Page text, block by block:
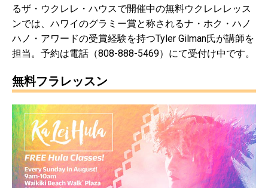
るザ・ウクレレ・ハウスで開催中の無料ウクレレレッス
ンでは、ハワイのグラミー賞と称されるナ・ホク・ハノ
ハノ・アワードの受賞経験を持つTyler Gilman氏が講師を
担当。予約は電話（808-888-5469）にて受付け中です。
無料フラレッスン